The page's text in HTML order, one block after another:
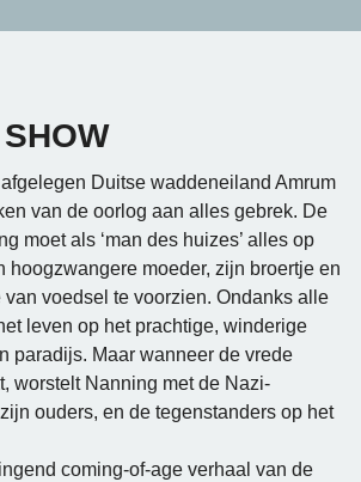
Duitse waddeneiland Amrum
van de oorlog aan alles gebrek. De
moet als ‘man des huizes’ alles op
hoogzwangere moeder, zijn broertje en
voedsel te voorzien. Ondanks alle
leven op het prachtige, winderige
paradijs. Maar wanneer de vrede
worstelt Nanning met de Nazi-
ouders, en de tegenstanders op het
coming-of-age verhaal van de